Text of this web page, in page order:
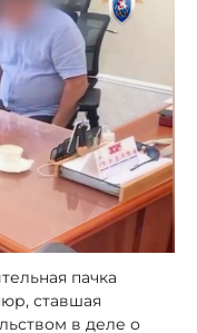
пачка
ставшая
в деле о